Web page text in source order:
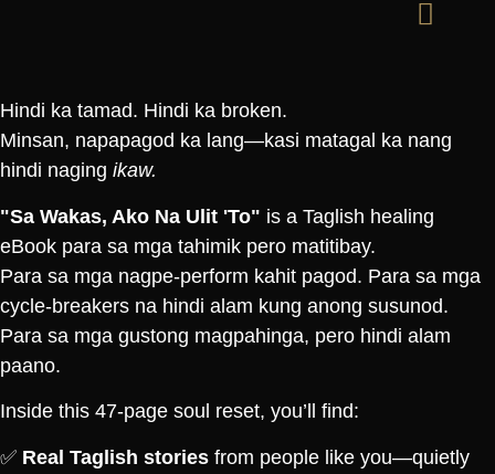
Hindi ka tamad. Hindi ka broken.
Minsan, napapagod ka lang—kasi matagal ka nang
hindi naging ikaw.
"Sa Wakas, Ako Na Ulit 'To" is a Taglish healing
eBook para sa mga tahimik pero matitibay.
Para sa mga nagpe-perform kahit pagod. Para sa mga
cycle-breakers na hindi alam kung anong susunod.
Para sa mga gustong magpahinga, pero hindi alam
paano.
Inside this 47-page soul reset, you’ll find:
✅ Real Taglish stories from people like you—quietly